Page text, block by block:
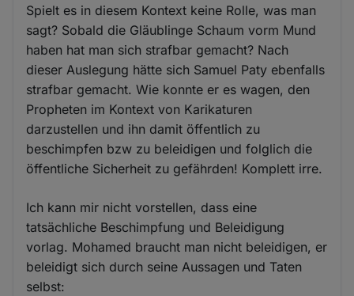
Spielt es in diesem Kontext keine Rolle, was man
sagt? Sobald die Gläublinge Schaum vorm Mund
haben hat man sich strafbar gemacht? Nach
dieser Auslegung hätte sich Samuel Paty ebenfalls
strafbar gemacht. Wie konnte er es wagen, den
Propheten im Kontext von Karikaturen
darzustellen und ihn damit öffentlich zu
beschimpfen bzw zu beleidigen und folglich die
öffentliche Sicherheit zu gefährden! Komplett irre.
Ich kann mir nicht vorstellen, dass eine
tatsächliche Beschimpfung und Beleidigung
vorlag. Mohamed braucht man nicht beleidigen, er
beleidigt sich durch seine Aussagen und Taten
selbst: